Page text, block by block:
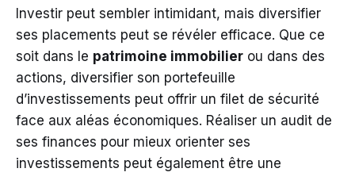
Investir peut sembler intimidant, mais diversifier
ses placements peut se révéler efficace. Que ce
soit dans le patrimoine immobilier ou dans des
actions, diversifier son portefeuille
d’investissements peut offrir un filet de sécurité
face aux aléas économiques. Réaliser un audit de
ses finances pour mieux orienter ses
investissements peut également être une